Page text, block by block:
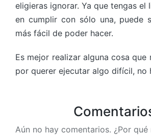
eligieras ignorar. Ya que tengas el
en cumplir con sólo una, puede
más fácil de poder hacer.
Es mejor realizar alguna cosa que
por querer ejecutar algo difícil, no
Aún no hay comentarios. ¿Por